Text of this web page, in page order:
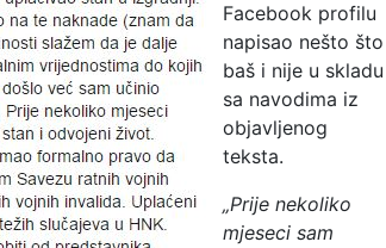
Facebook profilu
napisao nešto što
baš i nije u skladu
sa navodima iz
objavljenog
teksta.
„Prije nekoliko
mjeseci sam